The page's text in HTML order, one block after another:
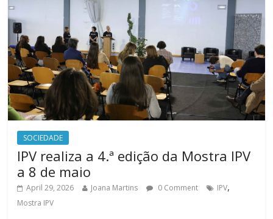
SOCIEDADE
IPV realiza a 4.ª edição da Mostra IPV
a 8 de maio
April 29, 2026 Joana Martins 0 Comment IPV,
Mostra IPV